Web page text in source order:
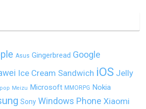
Asus Gingerbread Google
Ice Cream Sandwich iOS Jelly
Meizu Microsoft MMORPG Nokia
Sony Windows Phone Xiaomi